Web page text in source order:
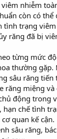
nhiễm
còn có thể
tình trạng
răng đã bị
từng mức độ
thường
sâu răng tiến
răng miệng
động trong
chế tình
quan kế cận.
sâu răng,